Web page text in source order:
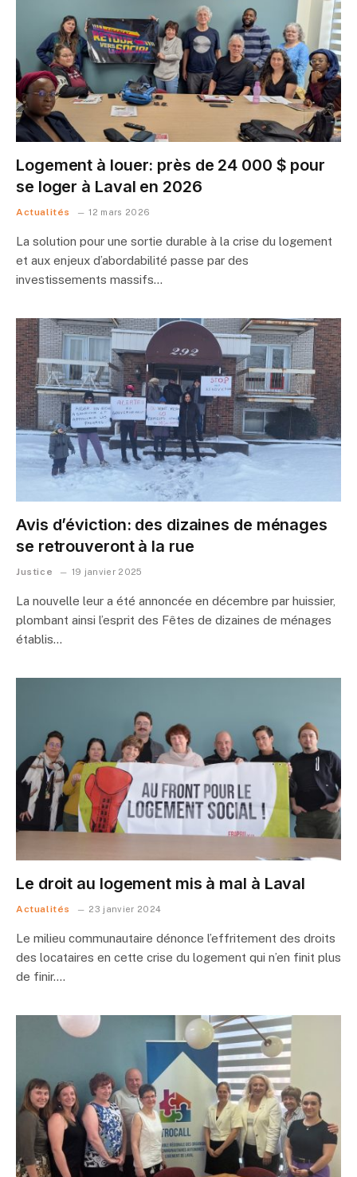
Logement à louer: près de 24 000 $ pour
se loger à Laval en 2026
Actualités 12 mars 2026
La solution pour une sortie durable à la crise du logement
et aux enjeux d’abordabilité passe par des
investissements massifs…
Avis d’éviction: des dizaines de ménages
se retrouveront à la rue
Justice 19 janvier 2025
La nouvelle leur a été annoncée en décembre par huissier,
plombant ainsi l’esprit des Fêtes de dizaines de ménages
établis…
Le droit au logement mis à mal à Laval
Actualités 23 janvier 2024
Le milieu communautaire dénonce l’effritement des droits
des locataires en cette crise du logement qui n’en finit plus
de finir.…